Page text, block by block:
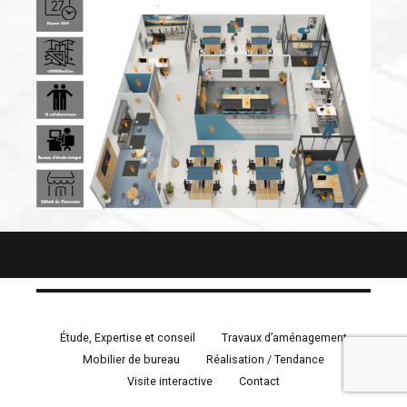
Étude, Expertise et conseil
Travaux d’aménagement
Mobilier de bureau
Réalisation / Tendance
Visite interactive
Contact